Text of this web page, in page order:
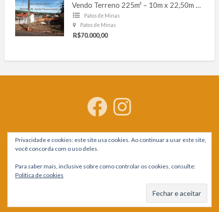
Vendo Terreno 225m² – 10m x 22,50m – Coração Aucaristico
Patos de Minas
Patos de Minas
R$70.000,00
FacebookInstagram
+ Inicio + Planos Profissionais
+ Mercado Imobiliário
+ Politica de Privacidade
| Todos os direitos reservados
Privacidade e cookies: este site usa cookies. Ao continuar a usar este site,
você concorda com o uso deles.
Para saber mais, inclusive sobre como controlar os cookies, consulte:
Política de cookies